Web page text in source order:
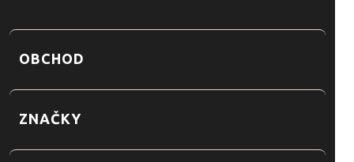
OBCHOD
ZNAČKY